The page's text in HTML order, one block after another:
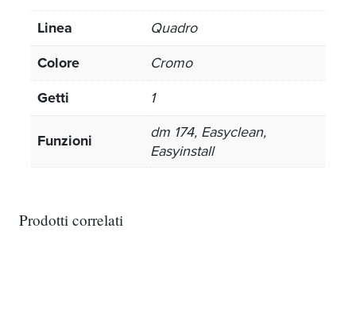
Linea
Quadro
Colore
Cromo
Getti
1
Funzioni
dm 174, Easyclean,
Easyinstall
Prodotti correlati